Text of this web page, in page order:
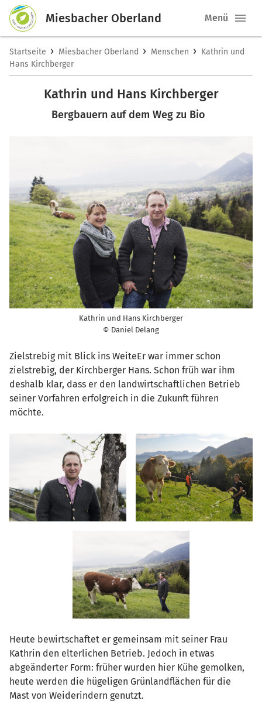
Miesbacher Oberland Menü
Startseite › Miesbacher Oberland › Menschen › Kathrin und
Hans Kirchberger
Kathrin und Hans Kirchberger
Bergbauern auf dem Weg zu Bio
Kathrin und Hans Kirchberger
© Daniel Delang
Zielstrebig mit Blick ins WeiteEr war immer schon
zielstrebig, der Kirchberger Hans. Schon früh war ihm
deshalb klar, dass er den landwirtschaftlichen Betrieb
seiner Vorfahren erfolgreich in die Zukunft führen
möchte.
Heute bewirtschaftet er gemeinsam mit seiner Frau
Kathrin den elterlichen Betrieb. Jedoch in etwas
abgeänderter Form: früher wurden hier Kühe gemolken,
heute werden die hügeligen Grünlandflächen für die
Mast von Weiderindern genutzt.